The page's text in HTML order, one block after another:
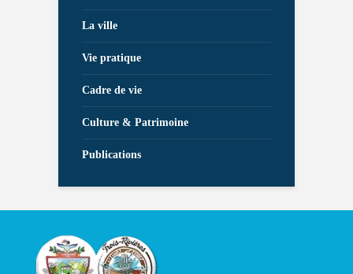
La ville
Vie pratique
Cadre de vie
Culture & Patrimoine
Publications